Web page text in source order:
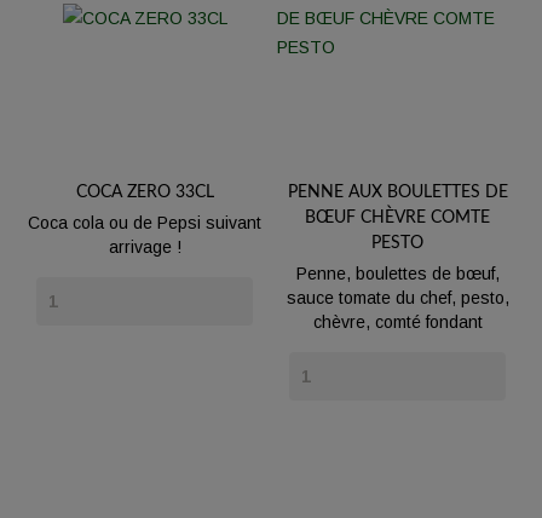
COCA ZERO 33CL
Coca cola ou de Pepsi suivant
arrivage !
PENNE AUX BOULETTES DE
BŒUF CHÈVRE COMTE
PESTO
Penne, boulettes de bœuf,
sauce tomate du chef, pesto,
chèvre, comté fondant